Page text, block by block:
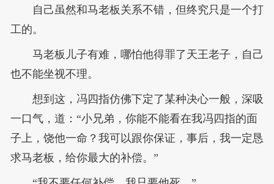
自己虽然和马老板关系不错，但终究只是一个打
工的。
马老板儿子有难，哪怕他得罪了天王老子，自己
也不能坐视不理。
想到这，冯四指仿佛下定了某种决心一般，深吸
一口气，道：“小兄弟，你能不能看在我冯四指的面
子上，饶他一命？我可以跟你保证，事后，我一定恳
求马老板，给你最大的补偿。”